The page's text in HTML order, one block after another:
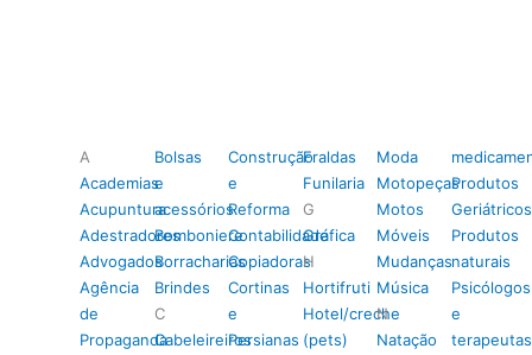
A
Academias
Acupuntura
Adestradores
Advogados
Agência
de
Propaganda
Bolsas
e
acessórios
Bomboniere
Borracharias
Brindes
C
Cabeleireiros
Construção
e
Reforma
Contabilidade
Copiadoras
Cortinas
e
Persianas
Fraldas
Funilaria
G
Gráfica
H
Hortifruti
Hotel/creche
(pets)
Moda
Motopeças
Motos
Móveis
Mudanças
Música
N
Natação
Produtos
Geriátricos
Produtos
naturais
Psicólogos
e
terapeutas